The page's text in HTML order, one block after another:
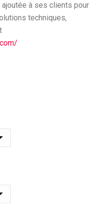
ajoutée à ses clients pour
techniques,